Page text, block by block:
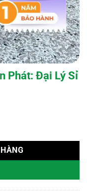
Phát: Đại Lý Sỉ
Lẻ Uy Tín TP.HCM số